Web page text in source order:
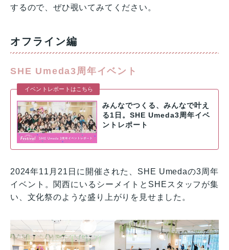
するので、ぜひ覗いてみてください。
オフライン編
SHE Umeda3周年イベント
イベントレポートはこちら
みんなでつくる、みんなで叶え
る1日。SHE Umeda3周年イベ
ントレポート
2024年11月21日に開催された、SHE Umedaの3周年
イベント。関西にいるシーメイトとSHEスタッフが集
い、文化祭のような盛り上がりを見せました。